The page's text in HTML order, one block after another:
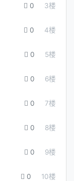
0 3楼
0 4楼
0 5楼
0 6楼
0 7楼
0 8楼
0 9楼
0 10楼